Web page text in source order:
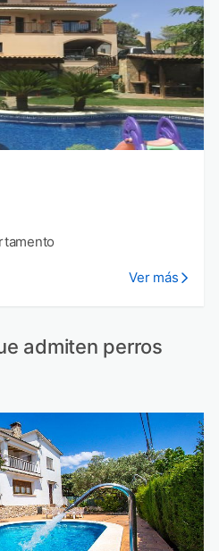
Ver más
admiten perros